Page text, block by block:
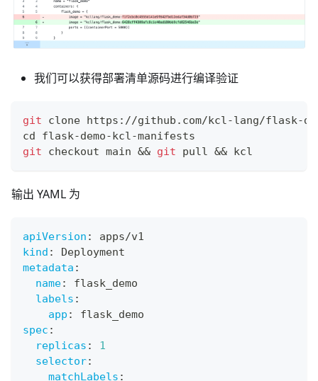
我们可以获得部署清单源码进行编译验证
git clone https://github.com/kcl-lang/flask-
cd flask-demo-kcl-manifests
git checkout main && git pull && kcl
输出 YAML 为
apiVersion :
apps/v1
kind :
Deployment
metadata :
name:
flask_demo
labels :
app :
flask_demo
spec :
replicas :
1
selector:
matchLabels :